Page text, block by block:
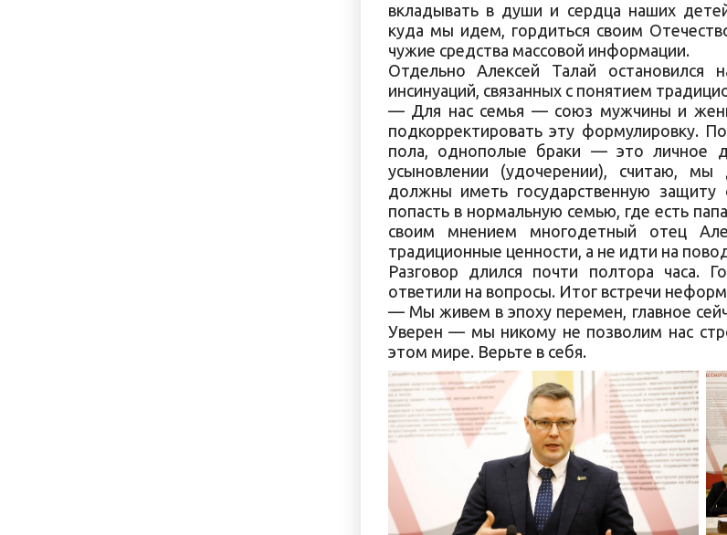
вкладывать в души и сердца наших
куда мы идем, гордиться своим
чужие средства массовой информации.
Отдельно Алексей Талай
инсинуаций, связанных с понятием
— Для нас семья — союз мужчины и
подкорректировать эту формулировку.
пола, однополые браки — это личное
усыновлении (удочерении), считаю,
должны иметь государственную
попасть в нормальную семью, где есть
своим мнением многодетный отец
традиционные ценности, а не идти на
Разговор длился почти полтора часа.
ответили на вопросы. Итог встречи
— Мы живем в эпоху перемен, главное
Уверен — мы никому не позволим нас
этом мире. Верьте в себя.